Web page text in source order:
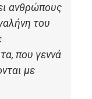
ανθρώπους
του
που γεννά
με